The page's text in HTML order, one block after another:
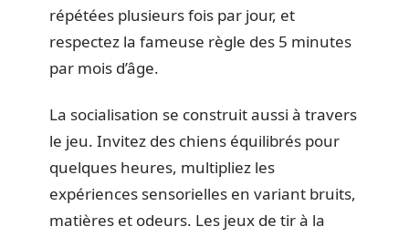
répétées plusieurs fois par jour, et
respectez la fameuse règle des 5 minutes
par mois d’âge.
La socialisation se construit aussi à travers
le jeu. Invitez des chiens équilibrés pour
quelques heures, multipliez les
expériences sensorielles en variant bruits,
matières et odeurs. Les jeux de tir à la